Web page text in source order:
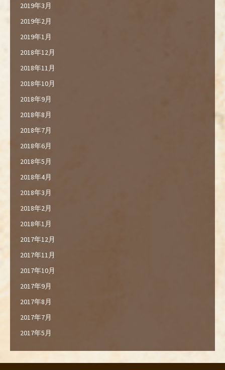
2019年3月
2019年2月
2019年1月
2018年12月
2018年11月
2018年10月
2018年9月
2018年8月
2018年7月
2018年6月
2018年5月
2018年4月
2018年3月
2018年2月
2018年1月
2017年12月
2017年11月
2017年10月
2017年9月
2017年8月
2017年7月
2017年5月